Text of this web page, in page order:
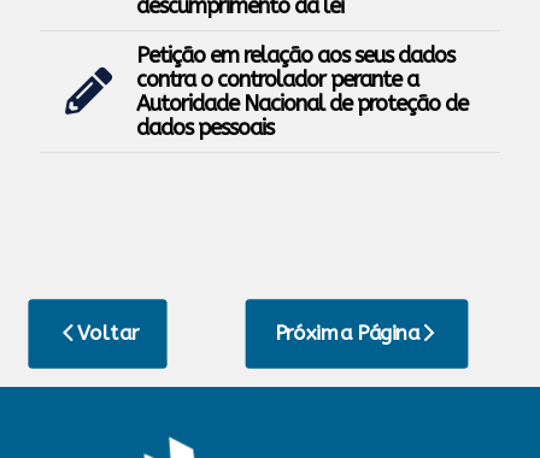
descumprimento da lei
Petição em relação aos seus dados
contra o controlador perante a
Autoridade Nacional de proteção de
dados pessoais
Voltar Próxima Página